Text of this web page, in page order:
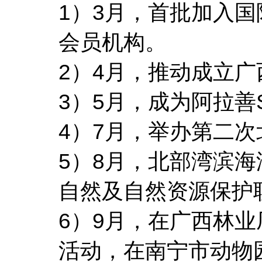
1）3月，首批加入
会员机构。
2）4月，推动成立
3）5月，成为阿拉
4）7月，举办第二
5）8月，北部湾滨
自然及自然资源保
6）9月，在广西林
活动，在南宁市动物